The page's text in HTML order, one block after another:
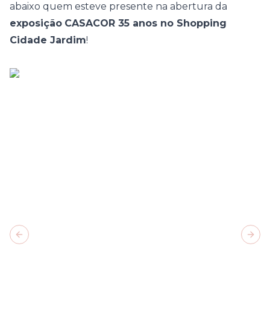
abaixo quem esteve presente na abertura da
exposição CASACOR 35 anos no Shopping
Cidade Jardim!
Previous slide